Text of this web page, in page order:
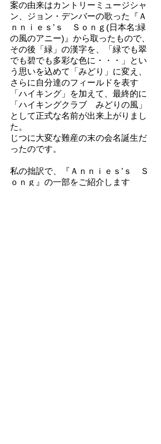
案の由来はカントリーミュージシャ
ン、ジョン・デンバーの歌った『Ａ
ｎｎｉｅｓ’ｓ Ｓｏｎｇ(日本名:緑
の風のアニー)』から取ったもので、
その後「緑」の漢字を、「緑でも翠
でも碧でも多彩な色に・・・」とい
う思いを込めて「みどり」に変え、
さらに自分達のフィールドを表す
「ハイキング」を加えて、最終的に
「ハイキングクラブ みどりの風」
として正式な名前が出来上がりまし
た。
じつに大変な難産の末の会名誕生だ
ったのです。
私の拙訳で、『Ａｎｎｉｅｓ’ｓ Ｓ
ｏｎｇ』の一部をご紹介します